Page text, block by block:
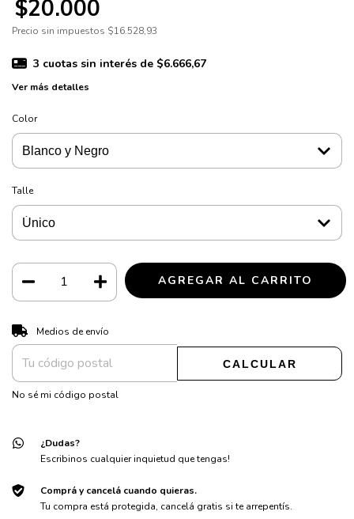
$20.000
Precio sin impuestos $16.528,93
3 cuotas sin interés de $6.666,67
Ver más detalles
Color
Talle
Entregas para el CP:
Medios de envío
CALCULAR
No sé mi código postal
¿Dudas?
Escribinos cualquier inquietud que tengas!
Comprá y cancelá cuando quieras.
Tu compra está protegida, cancelá gratis si te arrepentís.